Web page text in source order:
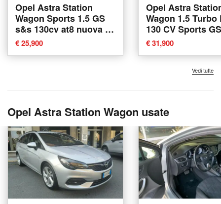
Opel Astra Station
Wagon Sports 1.5 GS
s&s 130cv at8 nuova a
Bologna
€ 25,900
Opel Astra
Wagon 1.5 Turbo
130 CV Sports
nuova a L'Aquila
€ 31,900
Vedi tutte
Opel Astra Station Wagon usate